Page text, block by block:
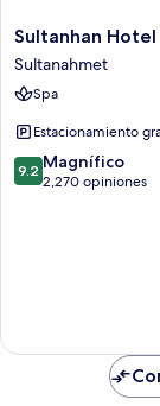
Sultanhan
Hotel
-
Special
Sultanahmet
Sultanhan Hotel
Sultanahmet
Spa
Estacionamiento
9.2
de
9.2 Magnífico
2,270 opiniones